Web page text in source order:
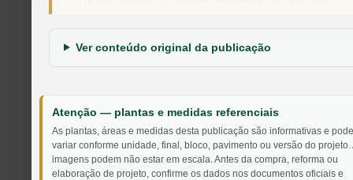
Ver conteúdo original da publicação
Atenção — plantas e medidas referenciais
As plantas, áreas e medidas desta publicação são informativas e
variar conforme unidade, final, bloco, pavimento ou versão do projeto.
imagens podem não estar em escala. Antes da compra, reforma ou
elaboração de projeto, confirme os dados nos documentos oficiais e